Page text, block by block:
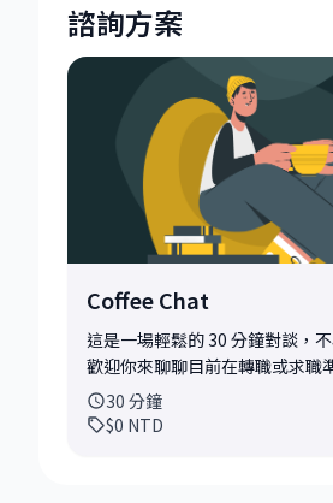
諮詢方案
Coffee Chat
這是一場輕鬆的 30 分鐘對談，
歡迎你來聊聊目前在轉職或求職
的地方，或任何你想釐清的想法與方
只是單純想聽聽不同的觀點，或
30 分鐘
$0 NTD